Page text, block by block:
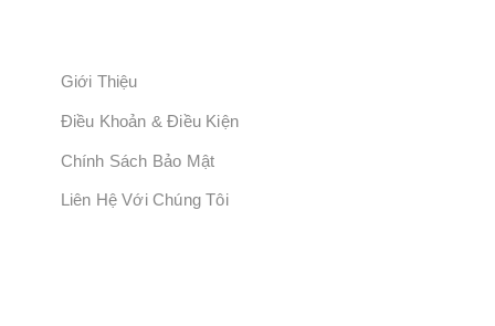
Giới Thiệu
Điều Khoản & Điều Kiện
Chính Sách Bảo Mật
Liên Hệ Với Chúng Tôi